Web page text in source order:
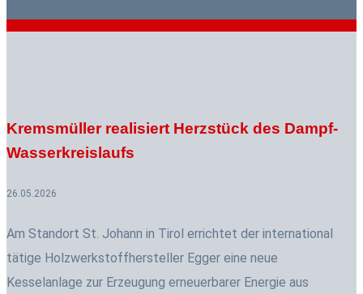
Kremsmüller realisiert Herzstück des Dampf-
Wasserkreislaufs
26.05.2026
Am Standort St. Johann in Tirol errichtet der international
tätige Holzwerkstoffhersteller Egger eine neue
Kesselanlage zur Erzeugung erneuerbarer Energie aus